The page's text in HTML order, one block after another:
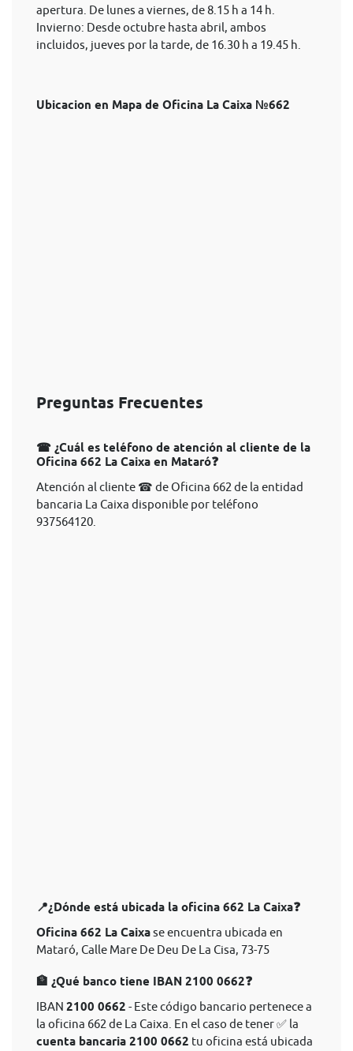
apertura. De lunes a viernes, de 8.15 h a 14 h.
Invierno: Desde octubre hasta abril, ambos
incluidos, jueves por la tarde, de 16.30 h a 19.45 h.
Ubicacion en Mapa de Oficina La Caixa №662
Preguntas Frecuentes
☎ ¿Cuál es teléfono de atención al cliente de la
Oficina 662 La Caixa en Mataró❓
Atención al cliente ☎ de Oficina 662 de la entidad
bancaria La Caixa disponible por teléfono
937564120.
📍¿Dónde está ubicada la oficina 662 La Caixa❓
Oficina 662 La Caixase encuentra ubicada en
Mataró, Calle Mare De Deu De La Cisa, 73-75
🏦 ¿Qué banco tiene IBAN 2100 0662❓
IBAN 2100 0662 - Este código bancario pertenece a
la oficina 662 de La Caixa. En el caso de tener ✅ la
cuenta bancaria 2100 0662 tu oficina está ubicada